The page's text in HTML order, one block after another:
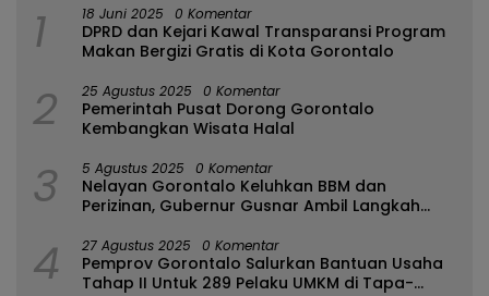
1 18 Juni 2025 0 Komentar
DPRD dan Kejari Kawal Transparansi Program
Makan Bergizi Gratis di Kota Gorontalo
2 25 Agustus 2025 0 Komentar
Pemerintah Pusat Dorong Gorontalo
Kembangkan Wisata Halal
3 5 Agustus 2025 0 Komentar
Nelayan Gorontalo Keluhkan BBM dan
Perizinan, Gubernur Gusnar Ambil Langkah
4 27 Agustus 2025 0 Komentar
Pemprov Gorontalo Salurkan Bantuan Usaha
Tahap II Untuk 289 Pelaku UMKM di Tapa-